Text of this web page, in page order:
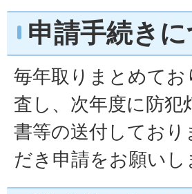
申請手続き
毎年取りまとめて
査し、次年度に防犯
書等の送付してお
だき申請をお願いし